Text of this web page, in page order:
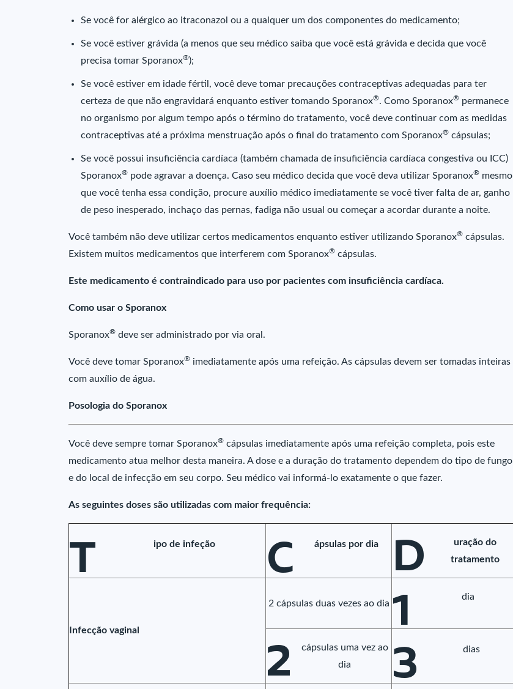
Se você for alérgico ao itraconazol ou a qualquer um dos componentes do medicamento;
Se você estiver grávida (a menos que seu médico saiba que você está grávida e decida que você
precisa tomar Sporanox®);
Se você estiver em idade fértil, você deve tomar precauções contraceptivas adequadas para ter
certeza de que não engravidará enquanto estiver tomando Sporanox®. Como Sporanox® permanece
no organismo por algum tempo após o término do tratamento, você deve continuar com as medidas
contraceptivas até a próxima menstruação após o final do tratamento com Sporanox® cápsulas;
Se você possui insuficiência cardíaca (também chamada de insuficiência cardíaca congestiva ou ICC)
Sporanox® pode agravar a doença. Caso seu médico decida que você deva utilizar Sporanox® mesmo
que você tenha essa condição, procure auxílio médico imediatamente se você tiver falta de ar, ganho
de peso inesperado, inchaço das pernas, fadiga não usual ou começar a acordar durante a noite.
Você também não deve utilizar certos medicamentos enquanto estiver utilizando Sporanox® cápsulas.
Existem muitos medicamentos que interferem com Sporanox® cápsulas.
Este medicamento é contraindicado para uso por pacientes com insuficiência cardíaca.
Como usar o Sporanox
Sporanox® deve ser administrado por via oral.
Você deve tomar Sporanox® imediatamente após uma refeição. As cápsulas devem ser tomadas inteiras
com auxílio de água.
Posologia do Sporanox
Você deve sempre tomar Sporanox® cápsulas imediatamente após uma refeição completa, pois este
medicamento atua melhor desta maneira. A dose e a duração do tratamento dependem do tipo de fungo
e do local de infecção em seu corpo. Seu médico vai informá-lo exatamente o que fazer.
As seguintes doses são utilizadas com maior frequência:
T ipo de infeção C ápsulas por dia D
uração do
tratamento
Infecção vaginal
2 cápsulas duas vezes ao dia 1 dia
2
cápsulas uma vez ao
dia
3 dias